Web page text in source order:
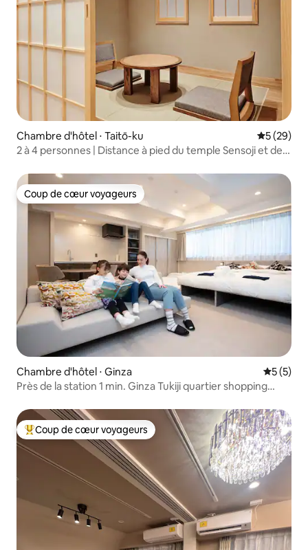
Chambre d'hôtel ⋅ Taitō-ku
5 (29)
2 à 4 personnes | Distance à pied du temple Sensoji et de
Consigne à bagages disponible | F
Coup de cœur voyageurs
Coup de cœur voyageurs
Chambre d'hôtel ⋅ Ginza
5 (5)
Près de la station 1 min. Ginza Tukiji quartier shopping
Coups de cœur voyageurs les plus appréciés
Coup de cœur voyageurs